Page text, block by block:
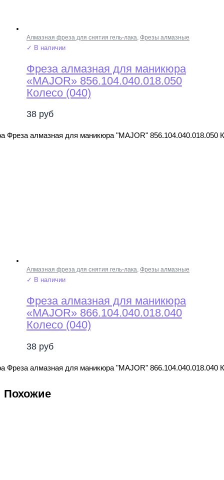
Алмазная фреза для снятия гель-лака, Фрезы алмазные
✓ В наличии
Фреза алмазная для маникюра
«MAJOR» 856.104.040.018.050
Колесо (040)
38 руб
Фреза алмазная для маникюра "MAJOR" 856.104.040.018.050
Алмазная фреза для снятия гель-лака, Фрезы алмазные
✓ В наличии
Фреза алмазная для маникюра
«MAJOR» 866.104.040.018.040
Колесо (040)
38 руб
Фреза алмазная для маникюра "MAJOR" 866.104.040.018.040
Похожие